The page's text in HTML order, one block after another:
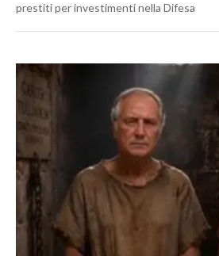
prestiti per investimenti nella Difesa